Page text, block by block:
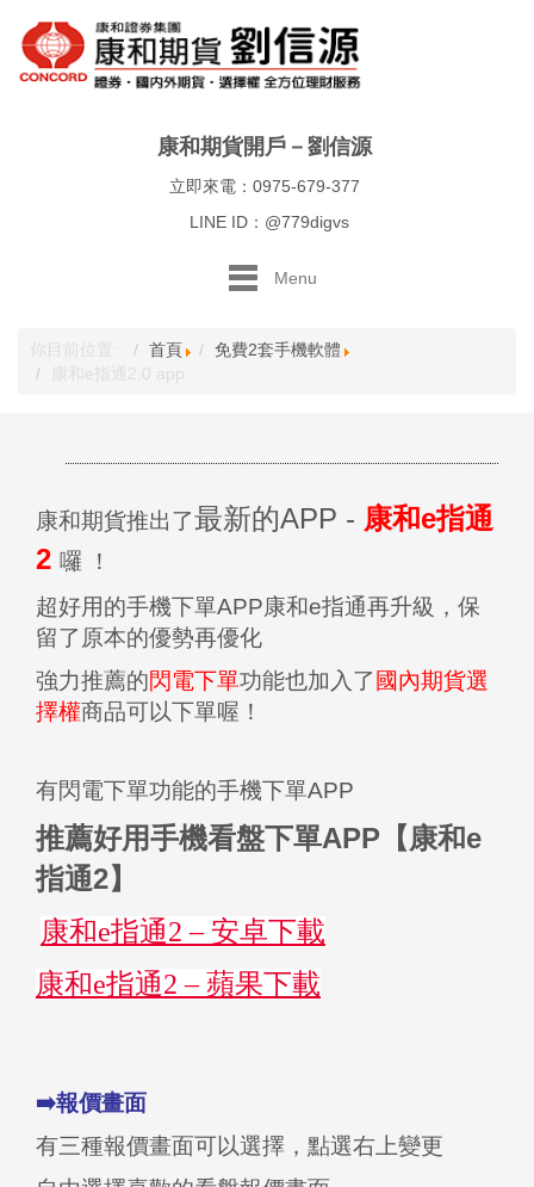
康和期貨開戶－劉信源
立即來電：0975-679-377
LINE ID：@779digvs
Menu
你目前位置: 首頁
免費2套手機軟體
康和e指通2.0 app
康和期貨推出了最新的APP - 康和e指通
2 囉 ！
超好用的手機下單APP康和e指通再升級，保
留了原本的優勢再優化
強力推薦的閃電下單功能也加入了 國內期貨選
擇權商品可以下單喔！
有閃電下單功能的手機下單APP
推薦好用手機看盤下單APP【康和e
指通2】
康和e指通2 – 安卓下載
康和e指通2 – 蘋果下載
➡️報價畫面
有三種報價畫面可以選擇，點選右上變更